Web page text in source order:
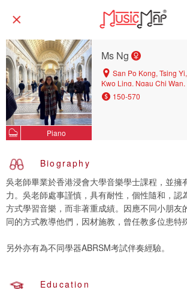
Piano
Ms Ng
San Po Kong, Tsing
Kwo Ling, Ngau Chi Wan,
Kwa Wan, Ho Man Tin,
Mongkok, Kwai Chung,
Foo
150-570
Biography
吳老師畢業於香港浸會大學音樂學士課程，並擁
力。吳老師處事謹慎，具有耐性，個性隨和，認
方式學習音樂，而非著重成績。因應不同小朋友
同的方式教導他們，因材施教，曾任教多位患特
另外亦有為不同學器ABRSM考試伴奏經驗。
Education